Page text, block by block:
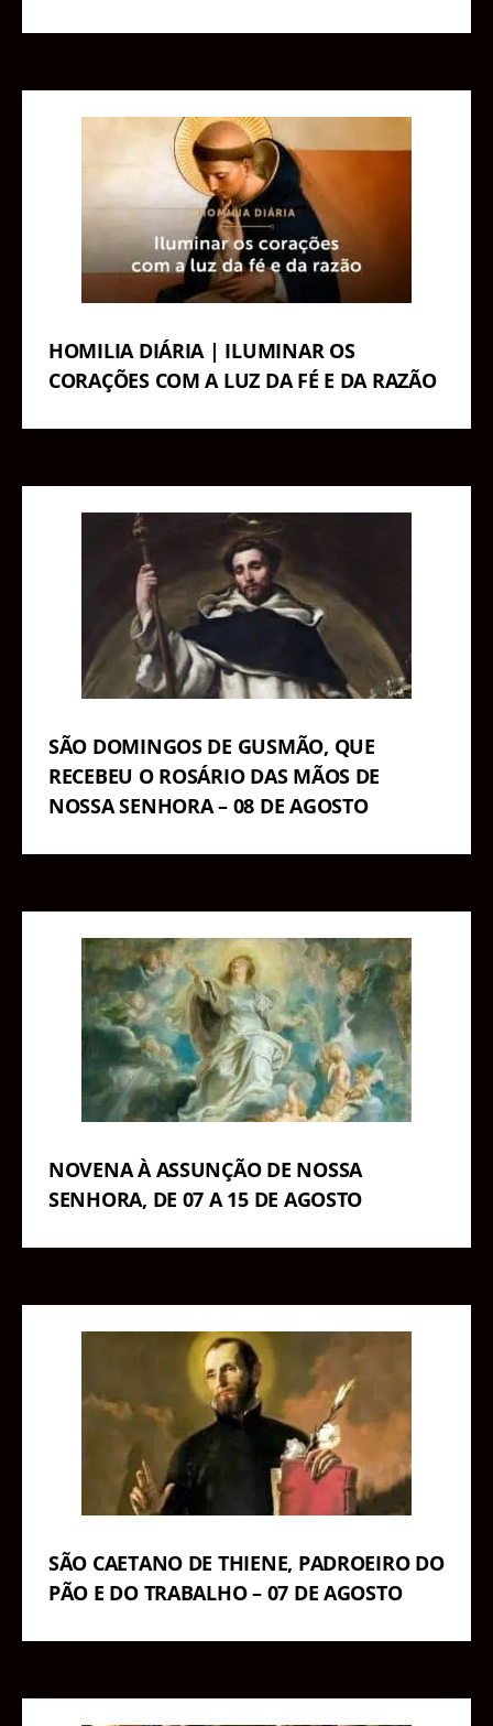
HOMILIA DIÁRIA | ILUMINAR OS
CORAÇÕES COM A LUZ DA FÉ E DA RAZÃO
SÃO DOMINGOS DE GUSMÃO, QUE
RECEBEU O ROSÁRIO DAS MÃOS DE
NOSSA SENHORA – 08 DE AGOSTO
NOVENA À ASSUNÇÃO DE NOSSA
SENHORA, DE 07 A 15 DE AGOSTO
SÃO CAETANO DE THIENE, PADROEIRO DO
PÃO E DO TRABALHO – 07 DE AGOSTO